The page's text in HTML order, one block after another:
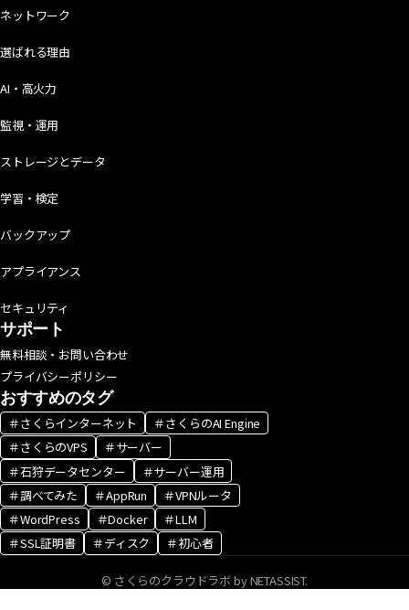
ネットワーク
選ばれる理由
AI・高火力
監視・運用
ストレージとデータ
学習・検定
バックアップ
アプライアンス
セキュリティ
サポート
無料相談・お問い合わせ
プライバシーポリシー
おすすめのタグ
＃さくらインターネット
＃さくらのAI Engine
＃さくらのVPS
＃サーバー
＃石狩データセンター
＃サーバー運用
＃調べてみた
＃AppRun
＃VPNルータ
＃WordPress
＃Docker
＃LLM
＃SSL証明書
＃ディスク ＃初心者
© さくらのクラウドラボ by NETASSIST.